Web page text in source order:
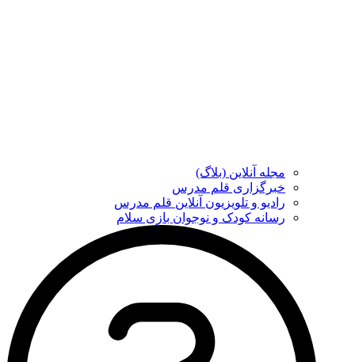
مجله آنلاین (بلاگ)
خبرگزاری قلم مدرس
رادیو و تلویزیون آنلاین قلم مدرس
رسانه کودک و نوجوان بازی سلام